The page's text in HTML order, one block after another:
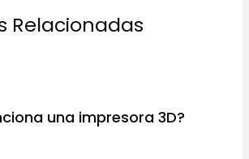
Relacionadas
una impresora 3D?